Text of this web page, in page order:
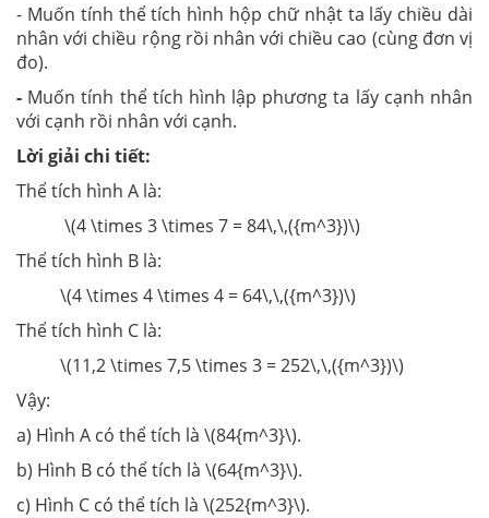
- Muốn tính thể tích hình hộp chữ nhật ta lấy chiều dài
nhân với chiều rộng rồi nhân với chiều cao (cùng đơn vị
đo).
- Muốn tính thể tích hình lập phương ta lấy cạnh nhân
với cạnh rồi nhân với cạnh.
Lời giải chi tiết:
Thể tích hình A là:
\(4 \times 3 \times 7 = 84\,\,({m^3})\)
Thể tích hình B là:
\(4 \times 4 \times 4 = 64\,\,({m^3})\)
Thể tích hình C là:
\(11,2 \times 7,5 \times 3 = 252\,\,({m^3})\)
Vậy:
a) Hình A có thể tích là \(84{m^3}\).
b) Hình B có thể tích là \(64{m^3}\).
c) Hình C có thể tích là \(252{m^3}\).